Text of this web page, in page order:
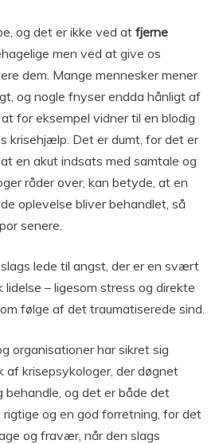
og det er ikke ved at fjerne
men ved at give os
dem. Mange mennesker mener
og nogle fnyser endda hånligt af
for eksempel vidner til en blodig
krisehjælp. Det er dumt, for det er
en akut indsats med samtale og
råder over, kan betyde, at en
oplevelse bliver behandlet, så
senere.
lede til angst, der er en svært
– ligesom stress og direkte
følge af det traumatiserede sind.
organisationer har sikret sig
krisepsykologer, der døgnet
og det er både det
og en god forretning, for det
og fravær, når den slags